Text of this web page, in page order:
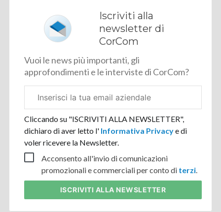
Iscriviti alla
newsletter di
CorCom
Vuoi le news più importanti, gli
approfondimenti e le interviste di CorCom?
aziendale
Cliccando su "ISCRIVITI ALLA NEWSLETTER",
dichiaro di aver letto l' Informativa Privacye di
voler ricevere la Newsletter.
Acconsento all'invio di comunicazioni
promozionali e commerciali per conto di terzi
ISCRIVITI ALLA NEWSLETTER